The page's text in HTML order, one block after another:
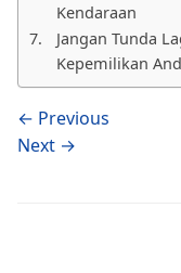
Kendaraan
Jangan Tunda
Kepemilikan
← Previous
Next →